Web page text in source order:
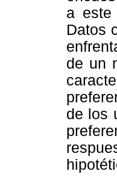
a este
Datos
de un
de los